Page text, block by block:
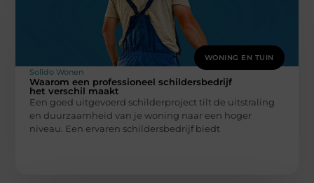
WONING EN TUIN
Solido Wonen
Waarom een professioneel schildersbedrijf
het verschil maakt
Een goed uitgevoerd schilderproject tilt de uitstraling
en duurzaamheid van je woning naar een hoger
niveau. Een ervaren schildersbedrijf biedt